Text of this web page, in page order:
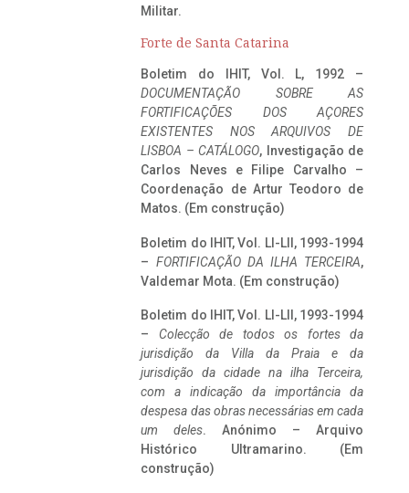
Militar.
Forte de Santa Catarina
Boletim do IHIT, Vol. L, 1992 –
DOCUMENTAÇÃO SOBRE AS
FORTIFICAÇÕES DOS AÇORES
EXISTENTES NOS ARQUIVOS DE
LISBOA – CATÁLOGO, Investigação de
Carlos Neves e Filipe Carvalho –
Coordenação de Artur Teodoro de
Matos. (Em construção)
Boletim do IHIT, Vol. LI-LII, 1993-1994
– FORTIFICAÇÃO DA ILHA TERCEIRA,
Valdemar Mota. (Em construção)
Boletim do IHIT, Vol. LI-LII, 1993-1994
– Colecção de todos os fortes da
jurisdição da Villa da Praia e da
jurisdição da cidade na ilha Terceira,
com a indicação da importância da
despesa das obras necessárias em cada
um deles. Anónimo – Arquivo
Histórico Ultramarino. (Em
construção)